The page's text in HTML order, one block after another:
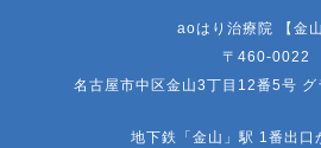
aoはり治療院 【金山
〒460-0022
名古屋市中区金山3丁目12番5号
地下鉄「金山」駅 1番出口